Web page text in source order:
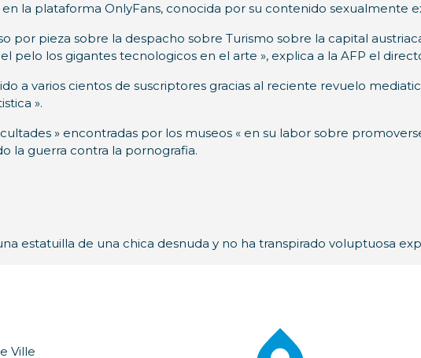
la plataforma OnlyFans, conocida por su contenido sexualmente
por pieza sobre la despacho sobre Turismo sobre la capital
pelo los gigantes tecnologicos en el arte », explica a la AFP el
a varios cientos de suscriptores gracias al reciente revuelo
».
» encontradas por los museos « en su labor sobre
la guerra contra la pornografia.
estatuilla de una chica desnuda y no ha transpirado voluptuosa
Ville